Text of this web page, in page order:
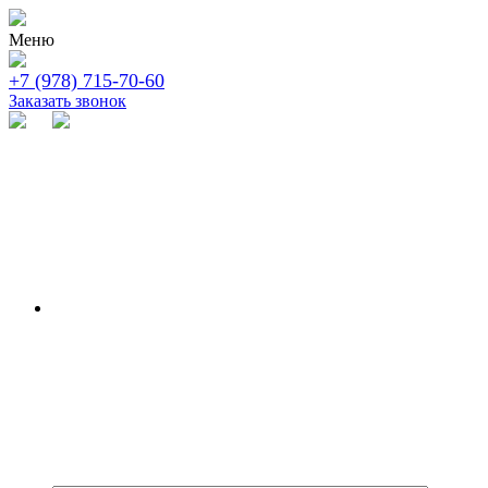
Меню
+7 (978) 715-70-60
Заказать звонок